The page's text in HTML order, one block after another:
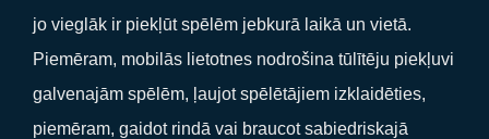
jo vieglāk ir piekļūt spēlēm jebkurā laikā un vietā.
Piemēram, mobilās lietotnes nodrošina tūlītēju piekļuvi
galvenajām spēlēm, ļaujot spēlētājiem izklaidēties,
piemēram, gaidot rindā vai braucot sabiedriskajā